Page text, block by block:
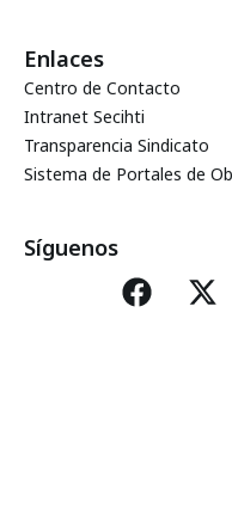
Enlaces
Centro de Contacto
Intranet Secihti
Transparencia Sindicato
Sistema de Portales de
Síguenos